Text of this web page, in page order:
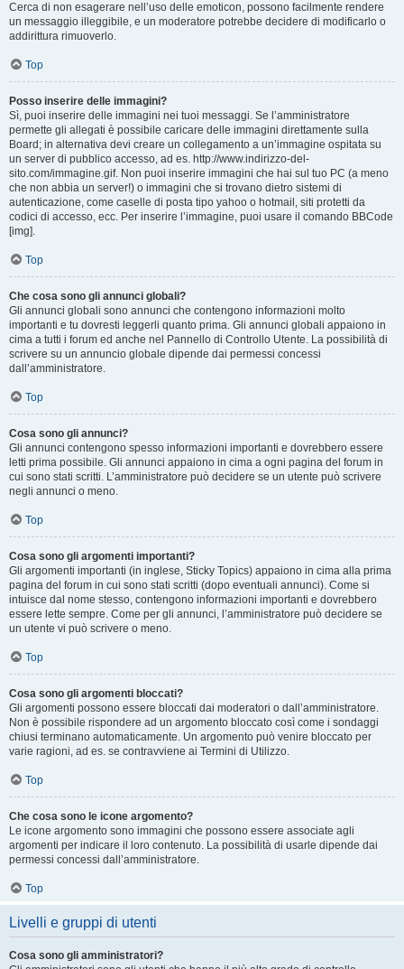
Cerca di non esagerare nell’uso delle emoticon, possono facilmente rendere
un messaggio illeggibile, e un moderatore potrebbe decidere di modificarlo o
addirittura rimuoverlo.
Top
Posso inserire delle immagini?
Sì, puoi inserire delle immagini nei tuoi messaggi. Se l’amministratore
permette gli allegati è possibile caricare delle immagini direttamente sulla
Board; in alternativa devi creare un collegamento a un’immagine ospitata su
un server di pubblico accesso, ad es. http://www.indirizzo-del-
sito.com/immagine.gif. Non puoi inserire immagini che hai sul tuo PC (a meno
che non abbia un server!) o immagini che si trovano dietro sistemi di
autenticazione, come caselle di posta tipo yahoo o hotmail, siti protetti da
codici di accesso, ecc. Per inserire l’immagine, puoi usare il comando BBCode
[img].
Top
Che cosa sono gli annunci globali?
Gli annunci globali sono annunci che contengono informazioni molto
importanti e tu dovresti leggerli quanto prima. Gli annunci globali appaiono in
cima a tutti i forum ed anche nel Pannello di Controllo Utente. La possibilità di
scrivere su un annuncio globale dipende dai permessi concessi
dall’amministratore.
Top
Cosa sono gli annunci?
Gli annunci contengono spesso informazioni importanti e dovrebbero essere
letti prima possibile. Gli annunci appaiono in cima a ogni pagina del forum in
cui sono stati scritti. L’amministratore può decidere se un utente può scrivere
negli annunci o meno.
Top
Cosa sono gli argomenti importanti?
Gli argomenti importanti (in inglese, Sticky Topics) appaiono in cima alla prima
pagina del forum in cui sono stati scritti (dopo eventuali annunci). Come si
intuisce dal nome stesso, contengono informazioni importanti e dovrebbero
essere lette sempre. Come per gli annunci, l’amministratore può decidere se
un utente vi può scrivere o meno.
Top
Cosa sono gli argomenti bloccati?
Gli argomenti possono essere bloccati dai moderatori o dall’amministratore.
Non è possibile rispondere ad un argomento bloccato così come i sondaggi
chiusi terminano automaticamente. Un argomento può venire bloccato per
varie ragioni, ad es. se contravviene ai Termini di Utilizzo.
Top
Che cosa sono le icone argomento?
Le icone argomento sono immagini che possono essere associate agli
argomenti per indicare il loro contenuto. La possibilità di usarle dipende dai
permessi concessi dall’amministratore.
Top
Livelli e gruppi di utenti
Cosa sono gli amministratori?